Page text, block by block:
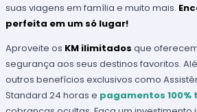
suas viagens em família e muito mais.
perfeita em um só lugar!
Aproveite os KM ilimitados que
segurança aos seus destinos favoritos.
outros benefícios exclusivos como
Standard 24 horas e pagamentos